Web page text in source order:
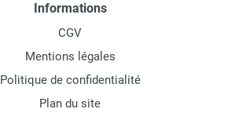
Informations
CGV
Mentions légales
Politique de confidentialité
Plan du site